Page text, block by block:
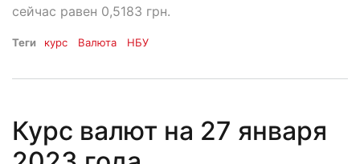
сейчас равен 0,5183 грн.
Теги курс Валюта НБУ
Курс валют на 27 января